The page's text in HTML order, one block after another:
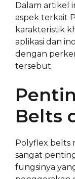
Dalam artikel
aspek terkait
karakteristik
aplikasi dan
dengan
tersebut.
Belts
Polyflex belts
sangat
fungsinya